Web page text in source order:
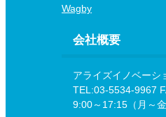
Wagby
会社概要
アライズイノベーシ
TEL:03-5534-9967
9:00～17:15（月～金